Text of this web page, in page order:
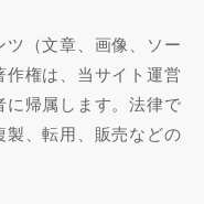
（文章、画像、ソー
権は、当サイト運営
帰属します。法律で
、転用、販売などの